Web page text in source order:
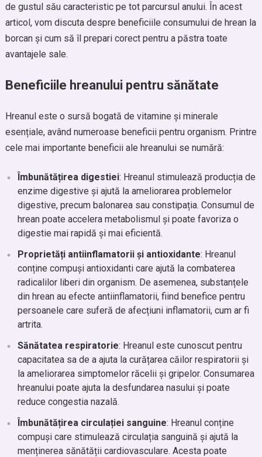
de gustul său caracteristic pe tot parcursul anului. În acest
articol, vom discuta despre beneficiile consumului de hrean la
borcan și cum să îl prepari corect pentru a păstra toate
avantajele sale.
Beneficiile hreanului pentru sănătate
Hreanul este o sursă bogată de vitamine și minerale
esențiale, având numeroase beneficii pentru organism. Printre
cele mai importante beneficii ale hreanului se numără:
Îmbunătățirea digestiei: Hreanul stimulează producția de
enzime digestive și ajută la ameliorarea problemelor
digestive, precum balonarea sau constipația. Consumul de
hrean poate accelera metabolismul și poate favoriza o
digestie mai rapidă și mai eficientă.
Proprietăți antiinflamatorii și antioxidante: Hreanul
conține compuși antioxidanti care ajută la combaterea
radicalilor liberi din organism. De asemenea, substanțele
din hrean au efecte antiinflamatorii, fiind benefice pentru
persoanele care suferă de afecțiuni inflamatorii, cum ar fi
artrita.
Sănătatea respiratorie: Hreanul este cunoscut pentru
capacitatea sa de a ajuta la curățarea căilor respiratorii și
la ameliorarea simptomelor răcelii și gripelor. Consumarea
hreanului poate ajuta la desfundarea nasului și poate
reduce congestia nazală.
Îmbunătățirea circulației sanguine: Hreanul conține
compuși care stimulează circulația sanguină și ajută la
menținerea sănătății cardiovasculare. Acesta poate